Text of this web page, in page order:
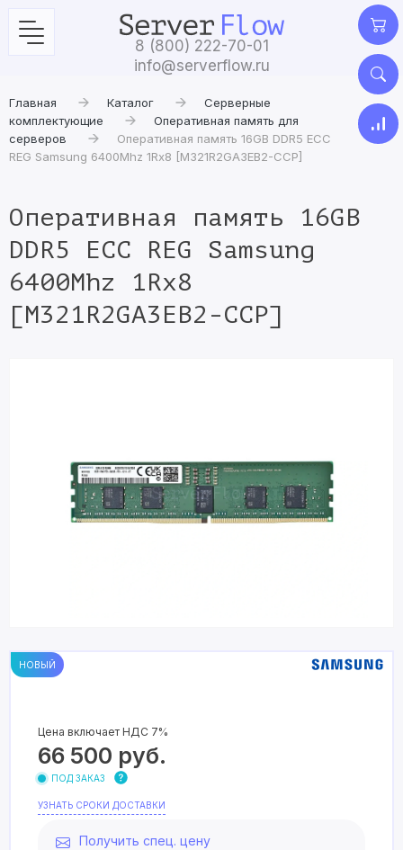
8 (800) 222-70-01
info@serverflow.ru
Главная Каталог
Серверные
комплектующие
Оперативная память для
серверов
Оперативная память 16GB DDR5 ECC
REG Samsung 6400Mhz 1Rx8 [M321R2GA3EB2-CCP]
Оперативная память 16GB
DDR5 ECC REG Samsung
6400Mhz 1Rx8
[M321R2GA3EB2-CCP]
НОВЫЙ
Цена включает НДС 7%
66 500 руб.
ПОД ЗАКАЗ
УЗНАТЬ СРОКИ ДОСТАВКИ
Получить спец. цену